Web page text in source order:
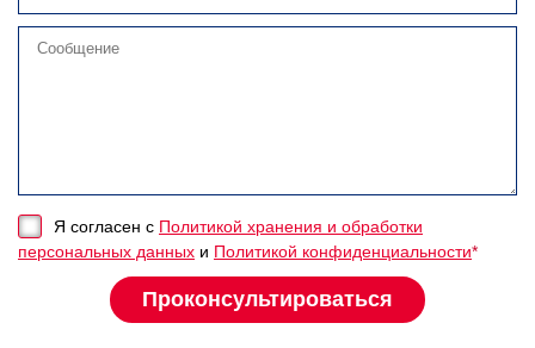
Я согласен с Политикой хранения и обработки
персональных данных и Политикой конфиденциальности*